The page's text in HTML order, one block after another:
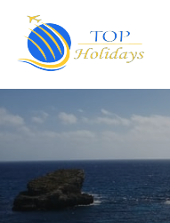
Primary
Menu